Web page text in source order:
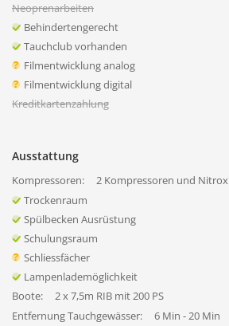
Neoprenarbeiten
Behindertengerecht
Tauchclub vorhanden
Filmentwicklung analog
Filmentwicklung digital
Kreditkartenzahlung
Ausstattung
Kompressoren:
2 Kompressoren und Nitrox
Trockenraum
Spülbecken Ausrüstung
Schulungsraum
Schliessfächer
Lampenlademöglichkeit
Boote:
2 x 7,5m RIB mit 200 PS
Entfernung Tauchgewässer:
6 Min - 20 Min